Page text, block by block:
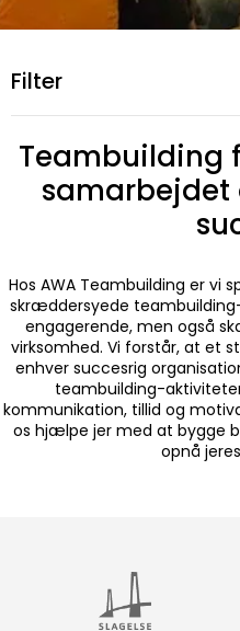
Filter
Teambuilding
Hos AWA Teambuilding er vi
skræddersyede
engagerende, men også
virksomhed. Vi forstår, at
enhver succesrig
teambuilding-
kommunikation, tillid og
os hjælpe jer med at bygge
opnå